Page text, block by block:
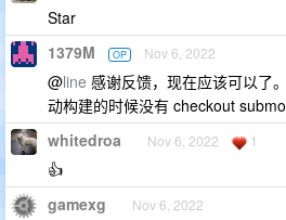
Star
1379M OP Nov 6, 2022
@line 感谢反馈，现在应该可以了
动构建的时候没有 checkout
whitedroa Nov 6, 2022 1
👍
gamexg Nov 6, 2022